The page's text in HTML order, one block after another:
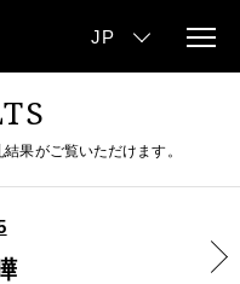
果がご覧いただけます。